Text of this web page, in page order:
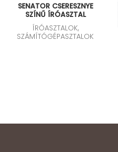
SENATOR CSERESZNYE
SZÍNŰ ÍRÓASZTAL
ÍRÓASZTALOK,
SZÁMÍTÓGÉPASZTALOK